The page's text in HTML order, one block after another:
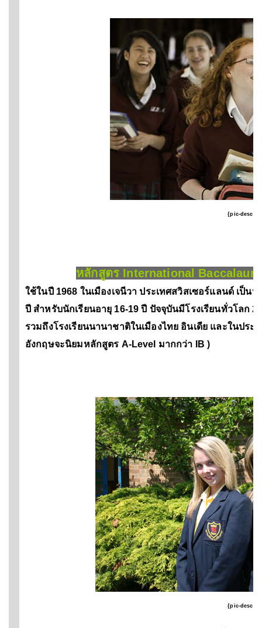
{pic-desc}
หลักสูตร International
ใช้ในปี 1968 ในเมืองเจนีวา ประเทศสวิสเซอร์แลนด์ เป็
ปี สำหรับนักเรียนอายุ 16-19 ปี ปัจจุบันมีโรงเรียนทั่วโลก
รวมถึงโรงเรียนนานาชาติในเมืองไทย อินเดีย และในปร
อังกฤษจะนิยมหลักสูตร A-Level มากกว่า IB )
{pic-desc}